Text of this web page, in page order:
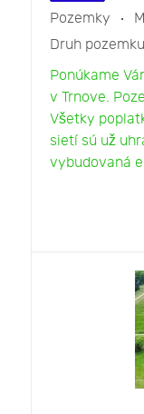
Pozemky
Druh
Ponúkame
v Trnove.
Všetky
sietí sú už
vybudovaná